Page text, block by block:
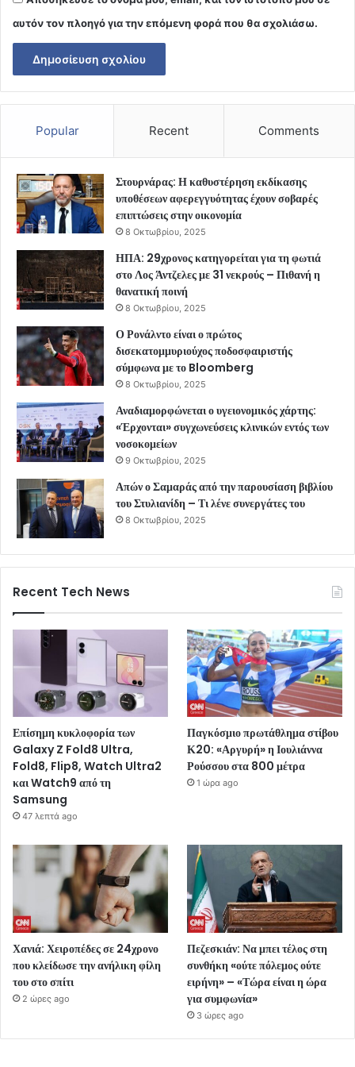
αυτόν τον πλοηγό για την επόμενη φορά που θα σχολιάσω.
Popular Recent Comments
Στουρνάρας: Η καθυστέρηση εκδίκασης
υποθέσεων αφερεγγυότητας έχουν σοβαρές
επιπτώσεις στην οικονομία
8 Οκτωβρίου, 2025
ΗΠΑ: 29χρονος κατηγορείται για τη φωτιά
στο Λος Άντζελες με 31 νεκρούς – Πιθανή η
θανατική ποινή
8 Οκτωβρίου, 2025
Ο Ρονάλντο είναι ο πρώτος
δισεκατομμυριούχος ποδοσφαιριστής
σύμφωνα με το Bloomberg
8 Οκτωβρίου, 2025
Αναδιαμορφώνεται ο υγειονομικός χάρτης:
«Έρχονται» συγχωνεύσεις κλινικών εντός των
νοσοκομείων
9 Οκτωβρίου, 2025
Απών ο Σαμαράς από την παρουσίαση βιβλίου
του Στυλιανίδη – Τι λένε συνεργάτες του
8 Οκτωβρίου, 2025
Recent Tech News
Επίσημη κυκλοφορία των
Galaxy Z Fold8 Ultra,
Fold8, Flip8, Watch Ultra2
και Watch9 από τη
Samsung
47 λεπτά ago
Παγκόσμιο πρωτάθλημα στίβου
Κ20: «Αργυρή» η Ιουλιάννα
Ρούσσου στα 800 μέτρα
1 ώρα ago
Χανιά: Χειροπέδες σε 24χρονο
που κλείδωσε την ανήλικη φίλη
του στο σπίτι
2 ώρες ago
Πεζεσκιάν: Να μπει τέλος στη
συνθήκη «ούτε πόλεμος ούτε
ειρήνη» – «Τώρα είναι η ώρα
για συμφωνία»
3 ώρες ago